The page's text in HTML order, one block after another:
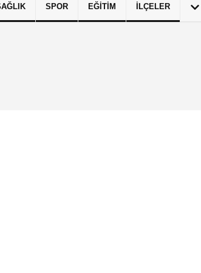
SPOR EĞITIM İLÇELER